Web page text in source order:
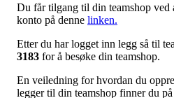
Du får tilgang til din teamshop ved
konto på denne linken.
Etter du har logget inn legg så til
3183 for å besøke din teamshop.
En veiledning for hvordan du
legger til din teamshop finner du